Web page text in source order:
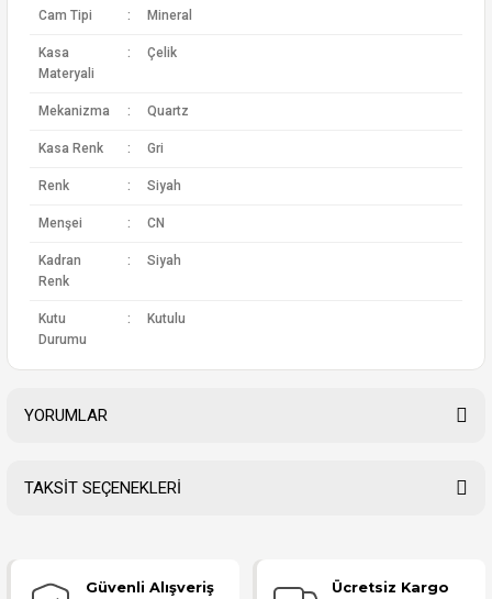
Cam Tipi : Mineral
Kasa
Materyali
: Çelik
Mekanizma : Quartz
Kasa Renk : Gri
Renk : Siyah
Menşei : CN
Kadran
Renk
: Siyah
Kutu
Durumu
: Kutulu
YORUMLAR
Yorum Yaz
TAKSİT SEÇENEKLERİ
Güvenli Alışveriş Ücretsiz Kargo